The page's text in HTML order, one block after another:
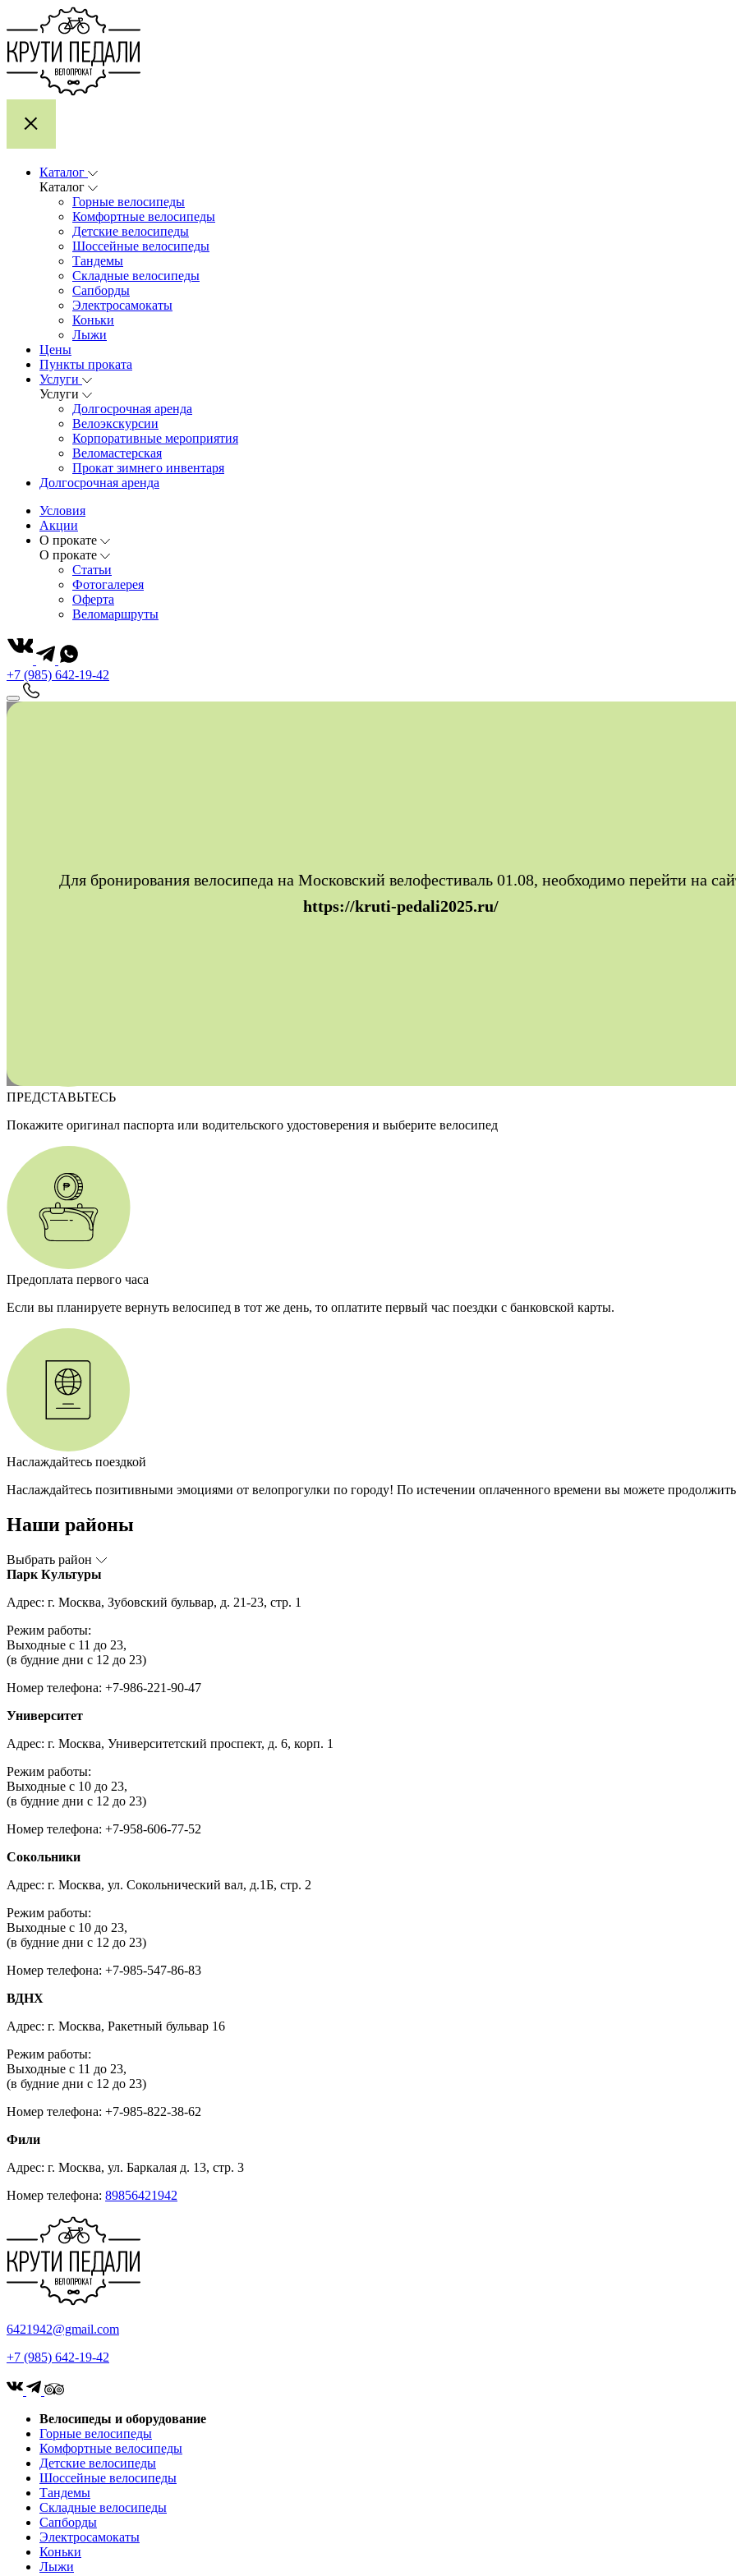
Каталог
Каталог
Горные велосипеды
Комфортные велосипеды
Детские велосипеды
Шоссейные велосипеды
Тандемы
Складные велосипеды
Сапборды
Электросамокаты
Коньки
Лыжи
Цены
Пункты проката
Услуги
Услуги
Долгосрочная аренда
Велоэкскурсии
Корпоративные мероприятия
Веломастерская
Прокат зимнего инвентаря
Долгосрочная аренда
Условия
Акции
О прокате
О прокате
Статьи
Фотогалерея
Оферта
Веломаршруты
+7 (985) 642-19-42
Для бронирования велосипеда на Московский велофестиваль 01.08, необходимо перейти на
https://kruti-pedali2025.ru/
ПРЕДСТАВЬТЕСЬ
Покажите оригинал паспорта или водительского удостоверения и выберите велосипед
Предоплата первого часа
Если вы планируете вернуть велосипед в тот же день, то оплатите первый час поездки с банковской карты.
Наслаждайтесь поездкой
Наслаждайтесь позитивными эмоциями от велопрогулки по городу! По истечении оплаченного времени вы можете
Наши районы
Выбрать район
Парк Культуры
Адрес: г. Москва, Зубовский бульвар, д. 21-23, стр. 1
Режим работы:
Выходные с 11 до 23,
(в будние дни с 12 до 23)
Номер телефона: +7-986-221-90-47
Университет
Адрес: г. Москва, Университетский проспект, д. 6, корп. 1
Режим работы:
Выходные с 10 до 23,
(в будние дни с 12 до 23)
Номер телефона: +7-958-606-77-52
Сокольники
Адрес: г. Москва, ул. Сокольнический вал, д.1Б, стр. 2
Режим работы:
Выходные с 10 до 23,
(в будние дни с 12 до 23)
Номер телефона: +7-985-547-86-83
ВДНХ
Адрес: г. Москва, Ракетный бульвар 16
Режим работы:
Выходные с 11 до 23,
(в будние дни с 12 до 23)
Номер телефона: +7-985-822-38-62
Фили
Адрес: г. Москва, ул. Баркалая д. 13, стр. 3
Номер телефона: 89856421942
6421942@gmail.com
+7 (985) 642-19-42
Велосипеды и оборудование
Горные велосипеды
Комфортные велосипеды
Детские велосипеды
Шоссейные велосипеды
Тандемы
Складные велосипеды
Сапборды
Электросамокаты
Коньки
Лыжи